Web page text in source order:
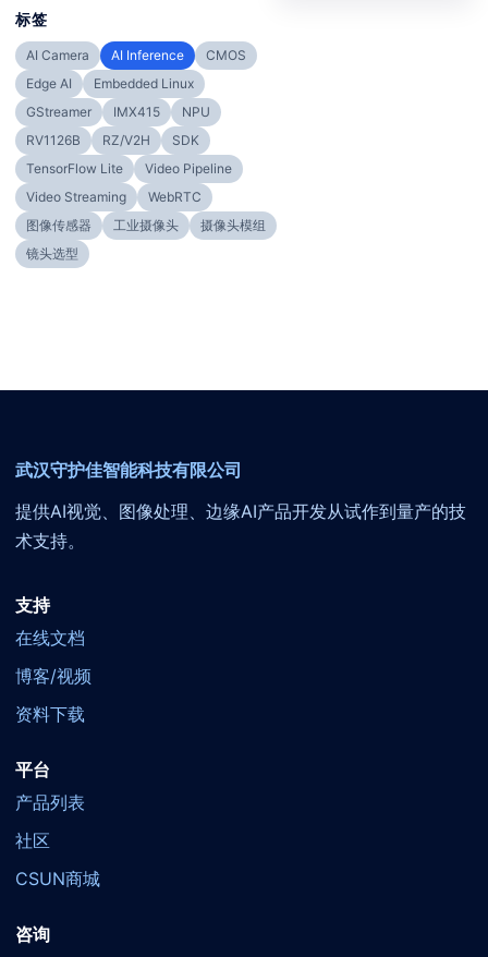
标签
AI Camera AI Inference
CMOS
Edge AI
Embedded Linux
GStreamer
IMX415
NPU
RV1126B
RZ/V2H
SDK
TensorFlow Lite
Video Pipeline
Video Streaming
WebRTC
图像传感器
工业摄像头
摄像头模组
镜头选型
武汉守护佳智能科技有限公司
提供AI视觉、图像处理、边缘AI产品开发从试作到量产的技
术支持。
支持
在线文档
博客/视频
资料下载
平台
产品列表
社区
CSUN商城
咨询